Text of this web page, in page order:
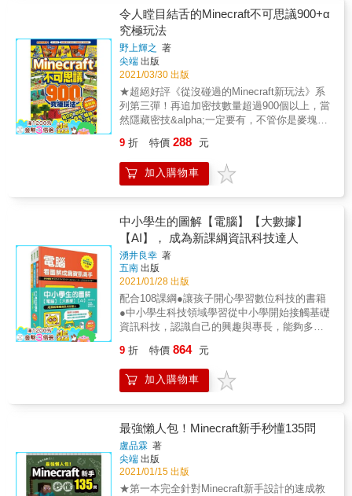
間能力虛實雙強化！& & 隨書附贈內容： 50招
求生課程影片（書上附影片連結），邊看書邊
看影片，學習更輕鬆！ & 本書特色 & 邀請生存
模式攻略達人教導玩家如何求生、手機版懶人
包、玩麥塊學英文單字& 本書由《Minecraft
DIY大事典》、《Minecraft DIY大事典：機關
地圖》作者群撰寫，& 每位都是在難度最高的
可以透過指令方塊變成隨時間越變越強的大
BOSS！ & 而你的機關現在也能轉換時間、天
氣，甚至改變遊戲模式的能力；還有就是原本
任誰看到都不會去採的笨蛋壓力板陷阱，現在
變成外表沒有任何特徵，只要一接近某個區域
就能立即啟動的神殺消失地板等等只有指令方
塊才能辦到的神奇玩法，這本全都傳授給你！
& 好評推薦 & ★本書系獲得學術、教育界人士
推薦，特此感謝： 中華民國空間設計學會榮譽
理事長 盧圓華先生 台南崇學國小 張琬翔老師
國老師 &
令人瞠目結舌的Minecraft不可思議900+α
究極玩法
野上輝之 著
尖端 出版
2021/03/30 出版
★超絕好評《從沒碰過的Minecraft新玩法》系
列第三彈！再追加密技數量超過900個以上，當
然隱藏密技&alpha;一定要有，不管你是麥塊老
Amazon攻略類書籍排行榜百大書籍之一。 #以
下Minecraft密技你可曾看過？ 能夠超高速連射
箭的裝置 製作可以發生大爆炸的手榴彈 用弩發
取得唱片的方法 製作可以水中呼吸的海龜殼 穿
過1格高區域的秘技 超高速新型水泡式電梯 在
水上快速輸送物品 用鍋釜接取雨水 飼養貓並且
讓牠看門 等900+&alpha;個連達人也很少會的
究極玩法完全傳授！ 只要學會這些，你便可以
在朋友面前驕傲的秀一下了喔！
9 折 特價 288 元
加入購物車
中小學生的圖解【電腦】【大數據】
【AI】， 成為新課綱資訊科技達人
湧井良幸 著
五南 出版
2021/01/28 出版
配合108課綱●讓孩子開心學習數位科技的書籍
●中小學生科技領域學習從中小學開始接觸基礎
資訊科技，認識自己的興趣與專長，能夠多元
9 折 特價 864 元
加入購物車
最強懶人包！Minecraft新手秒懂135問
盧品霖 著
尖端 出版
2021/01/15 出版
★第一本完全針對Minecraft新手設計的速成教